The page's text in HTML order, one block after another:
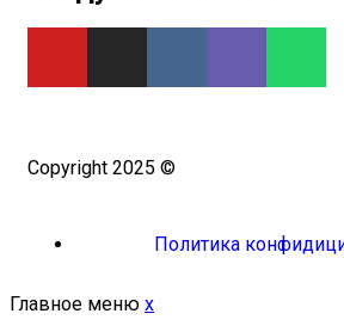
Copyright 2025 ©
Политика
Главное меню x